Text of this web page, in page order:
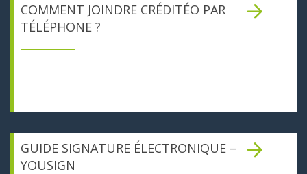
COMMENT JOINDRE CRÉDITÉO PAR
TÉLÉPHONE ?
GUIDE SIGNATURE ÉLECTRONIQUE –
YOUSIGN